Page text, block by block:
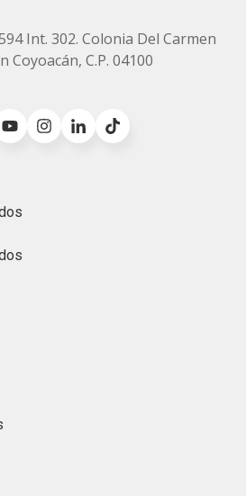
Int. 302. Colonia Del Carmen
Coyoacán, C.P. 04100